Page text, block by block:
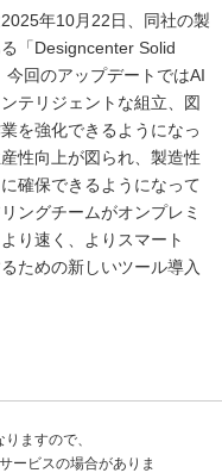
年10月22日、同社の製
「Designcenter Solid
回のアップデートではAI
テリジェントな組立、図
を強化できるようになっ
性向上が図られ、製造性
確保できるようになって
ングチームがオンプレミ
り速く、よりスマート
ための新しいツール導入
ますので、
ービスの場合がありま